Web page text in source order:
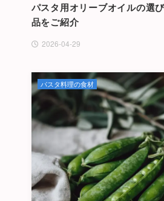
パスタ用オリーブオイルの選
品をご紹介
2026-04-29
パスタ料理の食材